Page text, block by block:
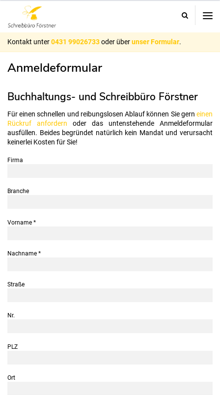
Kontakt
Kontakt unter0431 99026733oder überunser Formular.
Anmeldeformular
Buchhaltungs- und Schreibbüro Förstner
Für einen schnellen und reibungslosen Ablauf können Sie gern einen
Rückruf anfordern oder das untenstehende Anmeldeformular
ausfüllen. Beides begründet natürlich kein Mandat und verursacht
keinerlei Kosten für Sie!
Firma
Branche
Vorname *
Nachname *
Straße
Nr.
PLZ
Ort